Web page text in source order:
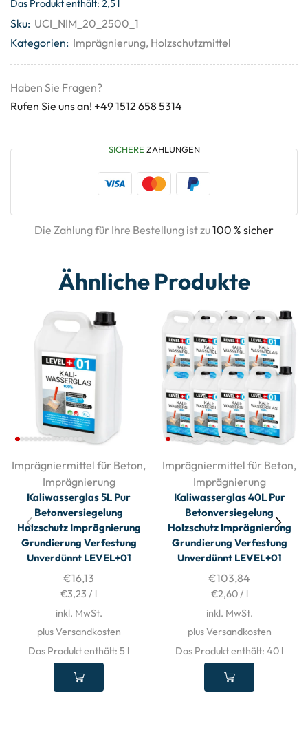
Das Produkt enthält: 2,5
Sku: UCI_NIM_20_2500_1
Kategorien: Imprägnierung, Holzschutzmittel
Haben Sie Fragen?
Rufen Sie uns an! +49 1512 658 5314
SICHERE ZAHLUNGEN
Die Zahlung für Ihre Bestellung ist zu100 % sicher
Ähnliche Produkte
Imprägniermittel für Beton,
Imprägnierung
Kaliwasserglas 5L Pur
Betonversiegelung
Holzschutz Imprägnierung
Grundierung Verfestung
Unverdünnt LEVEL+01
€16,13
€3,23 / l
inkl. MwSt.
plus Versandkosten
Das Produkt enthält: 5 l
Imprägniermittel für Beton,
Imprägnierung
Kaliwasserglas 40L Pur
Betonversiegelung
Holzschutz Imprägnierung
Grundierung Verfestung
Unverdünnt LEVEL+01
€103,84
€2,60/ l
inkl. MwSt.
plus Versandkosten
Das Produkt enthält: 40 l